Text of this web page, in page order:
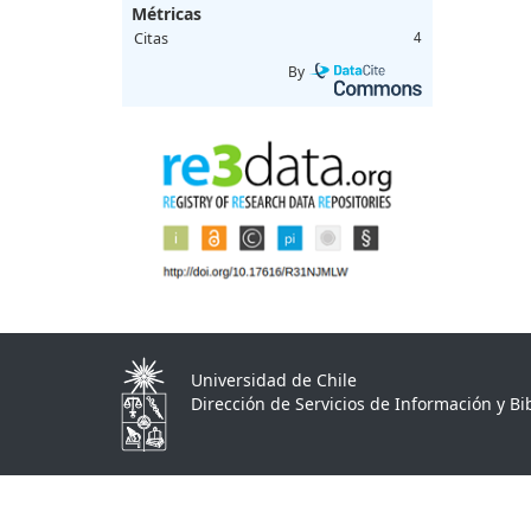
Métricas
Citas 4
By
Universidad de Chile
Dirección de Servicios de Información y